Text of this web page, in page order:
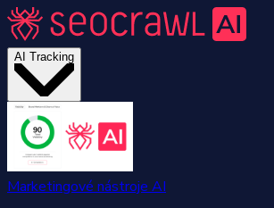
AI Tracking
Marketingové nástroje AI